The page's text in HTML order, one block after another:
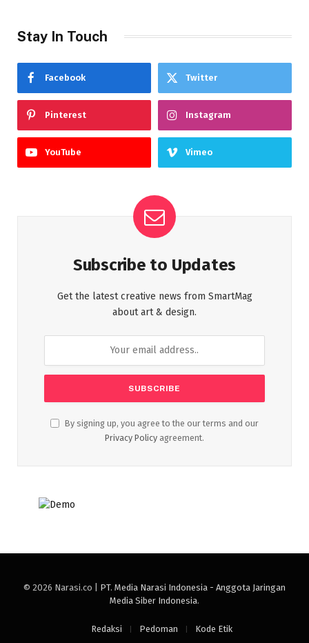
Stay In Touch
Facebook Twitter
Pinterest Instagram
YouTube Vimeo
Subscribe to Updates
Get the latest creative news from SmartMag
about art & design.
By signing up, you agree to the our terms and our
Privacy Policy agreement.
© 2026 Narasi.co | PT. Media Narasi Indonesia - Anggota Jaringan
Media Siber Indonesia.
Redaksi Pedoman Kode Etik